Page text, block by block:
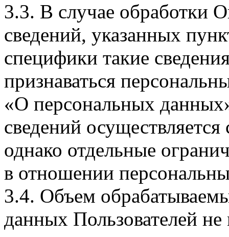
3.3. В случае обработки
сведений, указанных
специфики такие
признаваться
«О персональных
сведений
однако отдельные
в отношении
3.4. Объем
данных Пользователей